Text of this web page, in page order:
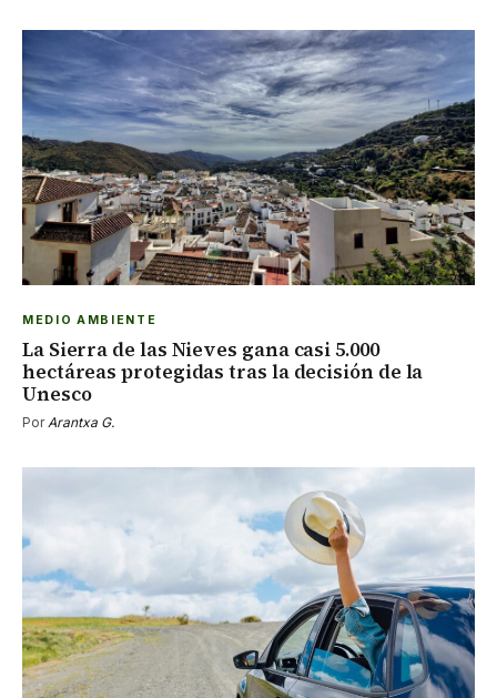
MEDIO AMBIENTE
La Sierra de las Nieves gana casi 5.000
hectáreas protegidas tras la decisión de la
Unesco
Por Arantxa G.